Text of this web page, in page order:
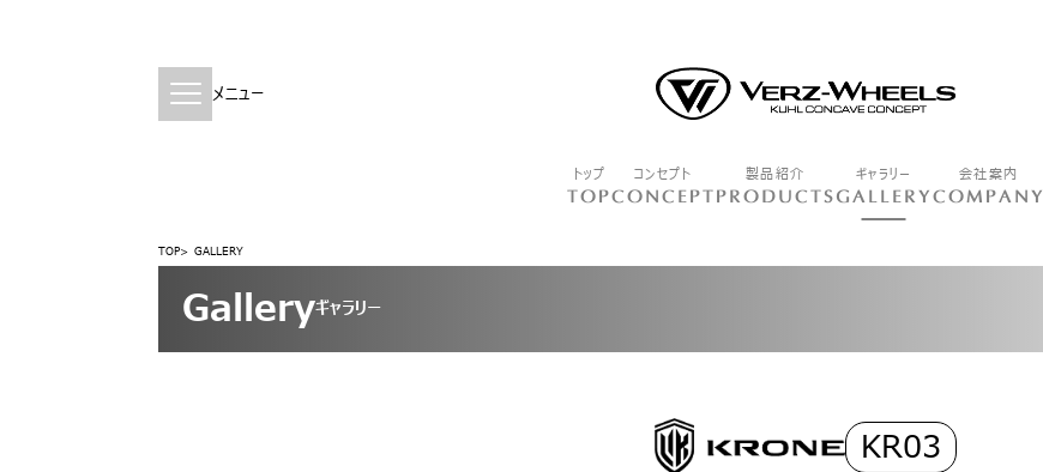
メニュー
トップ
TOP
コンセプト
CONCEPT
製品紹介
PRODUCTS
ギャラリー
GALLERY
会社案内
COMPANY
TOP GALLERY
Galleryギャラリー
KR03